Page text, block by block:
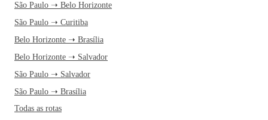
São Paulo ➝ Belo Horizonte
São Paulo ➝ Curitiba
Belo Horizonte ➝ Brasília
Belo Horizonte ➝ Salvador
São Paulo ➝ Salvador
São Paulo ➝ Brasília
Todas as rotas